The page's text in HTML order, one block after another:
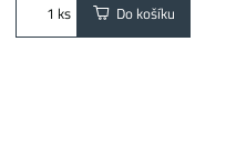
ks Do košíku